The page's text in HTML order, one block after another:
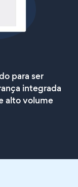
para ser
integrada
alto volume